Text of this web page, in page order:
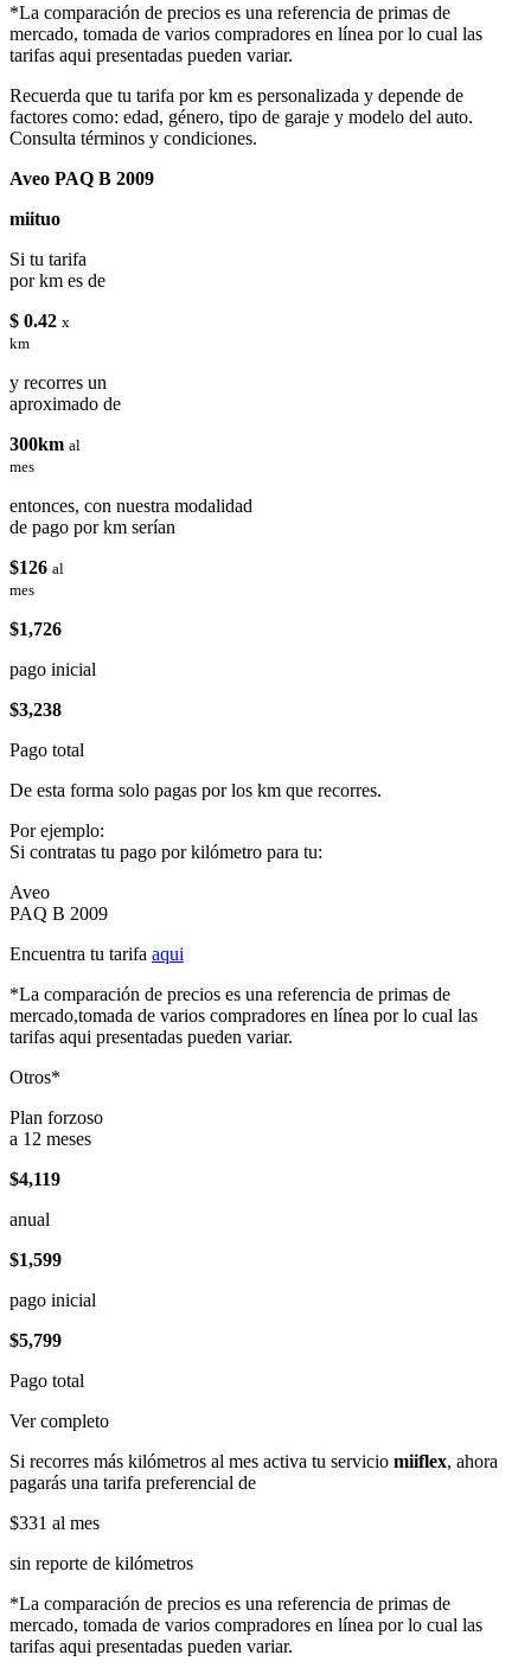
*La comparación de precios es una referencia de primas de
mercado, tomada de varios compradores en línea por lo cual las
tarifas aqui presentadas pueden variar.
Recuerda que tu tarifa por km es personalizada y depende de
factores como: edad, género, tipo de garaje y modelo del auto.
Consulta términos y condiciones.
Aveo PAQ B 2009
miituo
Si tu tarifa
por km es de
$ 0.42 x
km
y recorres un
aproximado de
300km al
mes
entonces, con nuestra modalidad
de pago por km serían
$126 al
mes
$1,726
pago inicial
$3,238
Pago total
De esta forma solo pagas por los km que recorres.
Por ejemplo:
Si contratas tu pago por kilómetro para tu:
Aveo
PAQ B 2009
Encuentra tu tarifa aqui
*La comparación de precios es una referencia de primas de
mercado,tomada de varios compradores en línea por lo cual las
tarifas aqui presentadas pueden variar.
Otros*
Plan forzoso
a 12 meses
$4,119
anual
$1,599
pago inicial
$5,799
Pago total
Ver completo
Si recorres más kilómetros al mes activa tu servicio miiflex, ahora
pagarás una tarifa preferencial de
$331 al mes
sin reporte de kilómetros
*La comparación de precios es una referencia de primas de
mercado, tomada de varios compradores en línea por lo cual las
tarifas aqui presentadas pueden variar.